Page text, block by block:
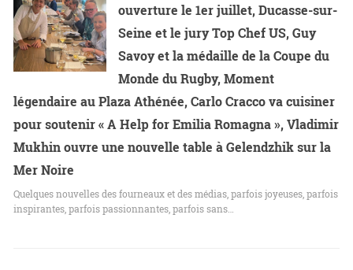
ouverture le 1er juillet, Ducasse-sur-
Seine et le jury Top Chef US, Guy
Savoy et la médaille de la Coupe du
Monde du Rugby, Moment
légendaire au Plaza Athénée, Carlo Cracco va cuisiner
pour soutenir « A Help for Emilia Romagna », Vladimir
Mukhin ouvre une nouvelle table à Gelendzhik sur la
Mer Noire
Quelques nouvelles des fourneaux et des médias, parfois joyeuses, parfois
inspirantes, parfois passionnantes, parfois sans…